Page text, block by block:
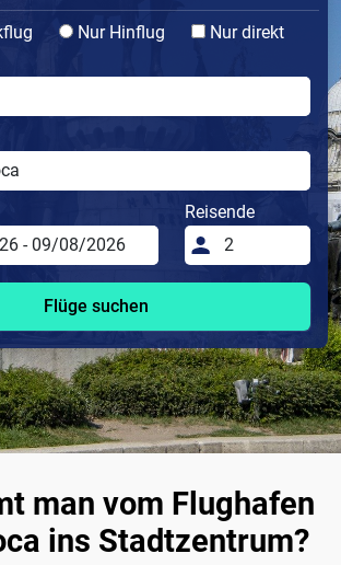
Nur Hinflug
Nur direkt
Reisende
Flüge suchen
man vom Flughafen
ins Stadtzentrum?